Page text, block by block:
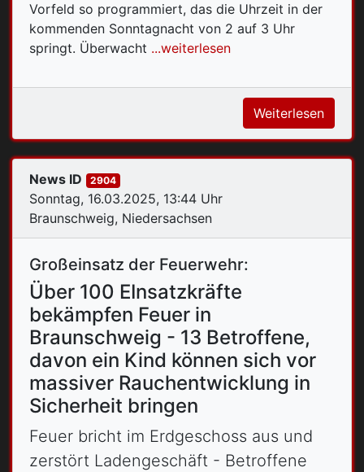
Vorfeld so programmiert, das die Uhrzeit in der
kommenden Sonntagnacht von 2 auf 3 Uhr
springt. Überwacht ...weiterlesen
Weiterlesen
Sonntag, 16.03.2025, 13:44 Uhr
Braunschweig, Niedersachsen
News ID 2904
Großeinsatz der Feuerwehr:
Über 100 EInsatzkräfte
bekämpfen Feuer in
Braunschweig - 13 Betroffene,
davon ein Kind können sich vor
massiver Rauchentwicklung in
Sicherheit bringen
Feuer bricht im Erdgeschoss aus und
zerstört Ladengeschäft - Betroffene